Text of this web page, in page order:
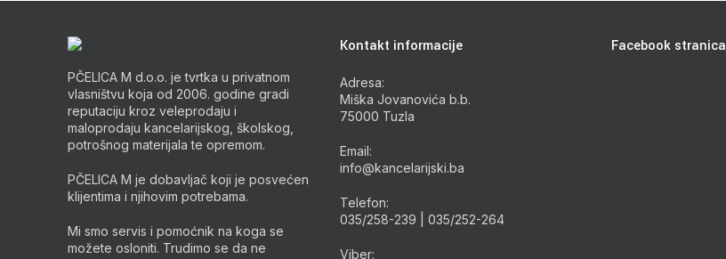
PČELICA M d.o.o. je tvrtka u privatnom
vlasništvu koja od 2006. godine gradi
reputaciju kroz veleprodaju i
maloprodaju kancelarijskog, školskog,
potrošnog materijala te opremom.
PČELICA M je dobavljač koji je posvećen
klijentima i njihovim potrebama.
Mi smo servis i pomoćnik na koga se
možete osloniti. Trudimo se da ne
Kontakt informacije
Adresa:
Miška Jovanovića b.b.
75000 Tuzla
Email:
info@kancelarijski.ba
Telefon:
035/258-239 | 035/252-264
Viber:
Facebook stranica